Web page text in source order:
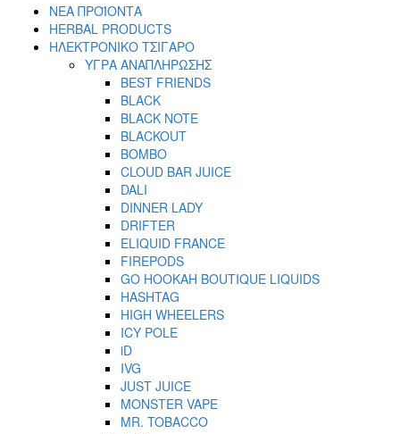
ΝΕΑ ΠΡΟΪΟΝΤΑ
HERBAL PRODUCTS
ΗΛΕΚΤΡΟΝΙΚΟ ΤΣΙΓΑΡΟ
ΥΓΡΑ ΑΝΑΠΛΗΡΩΣΗΣ
BEST FRIENDS
BLACK
BLACK NOTE
BLACKOUT
BOMBO
CLOUD BAR JUICE
DALI
DINNER LADY
DRIFTER
ELIQUID FRANCE
FIREPODS
GO HOOKAH BOUTIQUE LIQUIDS
HASHTAG
HIGH WHEELERS
ICY POLE
iD
IVG
JUST JUICE
MONSTER VAPE
MR. TOBACCO